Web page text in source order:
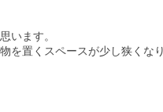
います。
を置くスペースが少し狭くな